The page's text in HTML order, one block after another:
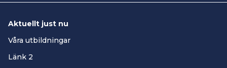
Aktuellt just nu
Våra utbildningar
Länk 2